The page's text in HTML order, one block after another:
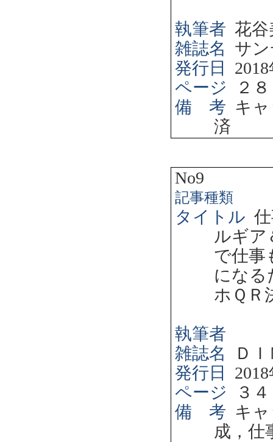
執筆者 花谷
雑誌名
サ
発行日
2018
ページ
２８
備 考 キ
済
No9
記事種類
タイトル
ルギ
で仕
になる
ホＱＲ
執筆者
雑誌名
Ｄ
発行日
2018
ページ
３
備 考 キ
成，仕